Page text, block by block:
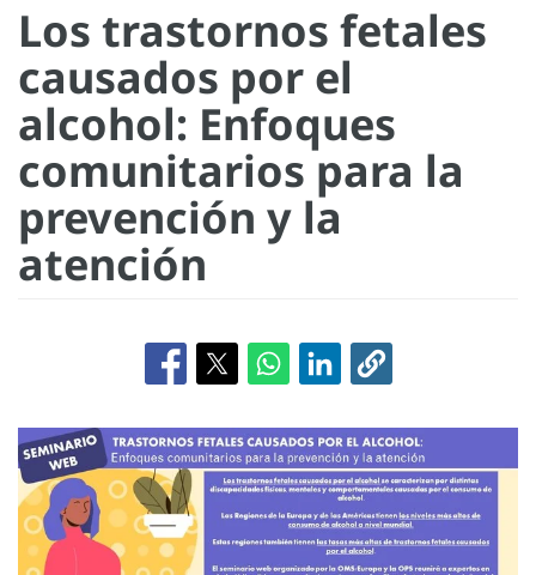
Los trastornos fetales
causados por el
alcohol: Enfoques
comunitarios para la
prevención y la
atención